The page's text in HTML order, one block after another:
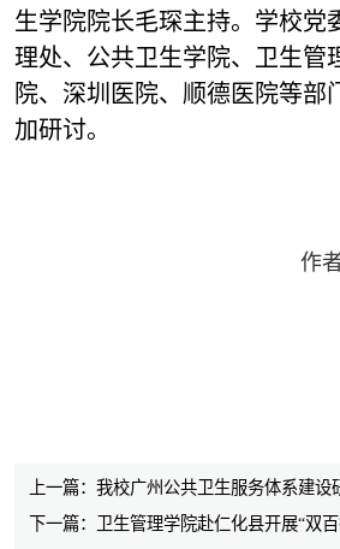
生学院院长毛琛主持。学校党
理处、公共卫生学院、卫生管
院、深圳医院、顺德医院等部
加研讨。
作